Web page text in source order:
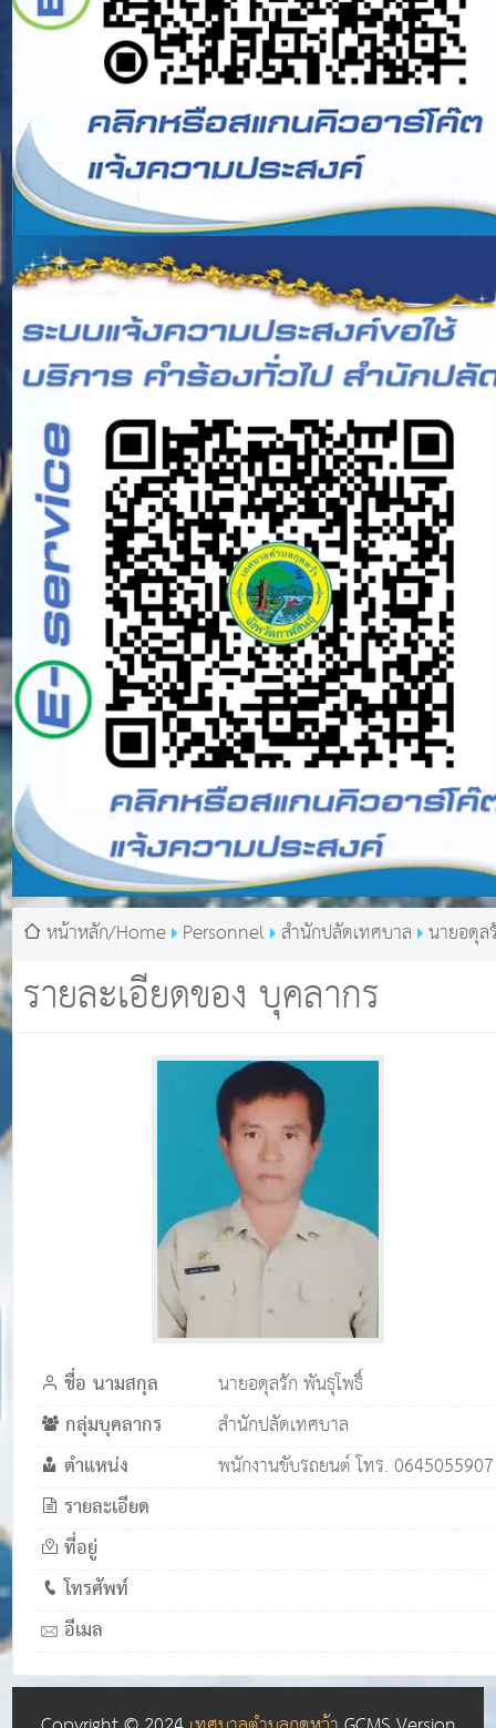
รายละเอียดของ บุคลากร
หน้าหลัก/Home Personnel สำนักปลัดเทศบาล นายอดุล
ชื่อ นามสกุล นายอดุลรัก พันธุโพธิ์
กลุ่มบุคลากร สำนักปลัดเทศบาล
ตำแหน่ง พนักงานขับรถยนต์ โทร. 0645055907
รายละเอียด
ที่อยู่
โทรศัพท์
อีเมล